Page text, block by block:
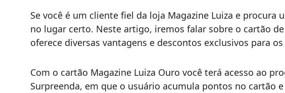
Se você é um cliente fiel da loja Magazine Luiza e procura
no lugar certo. Neste artigo, iremos falar sobre o cartão
oferece diversas vantagens e descontos exclusivos para
Com o cartão Magazine Luiza Ouro você terá acesso ao
Surpreenda, em que o usuário acumula pontos no cartão